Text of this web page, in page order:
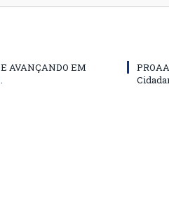
AVANÇANDO EM